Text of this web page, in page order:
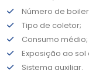
Número de
Tipo de coletor;
Consumo médio;
Exposição ao
Sistema auxiliar.